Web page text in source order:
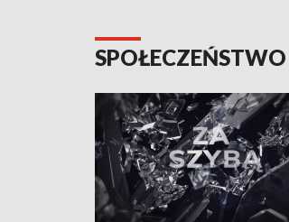
SPOŁECZEŃSTWO